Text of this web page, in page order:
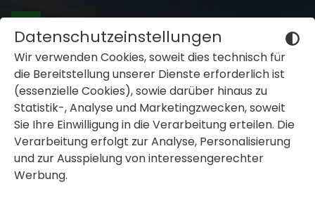
Datenschutzeinstellungen
Wir verwenden Cookies, soweit dies tech­nisch für
die Bereit­stel­lung unserer Dienste erfor­der­lich ist
(essen­zi­elle Cookies), sowie darüber hinaus zu
Statistik-, Analyse und Marke­ting­zwe­cken, soweit
Sie Ihre Einwil­li­gung in die Verar­bei­tung erteilen. Die
Verar­bei­tung erfolgt zur Analyse, Perso­na­li­sie­rung
und zur Ausspie­lung von inter­es­sen­ge­rechter
Werbung.
oder ausblenden
oder ausblenden